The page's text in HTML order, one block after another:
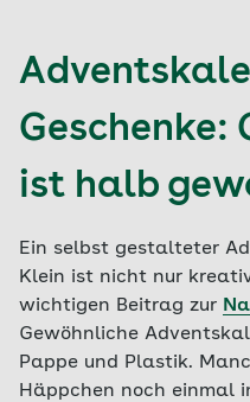
Geschenke:
ist halb
Ein selbst gestalteter
Klein ist nicht nur
wichtigen Beitrag zur
Gewöhnliche
Pappe und Plastik.
Häppchen noch einmal